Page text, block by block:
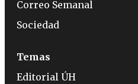
Correo Semanal
Sociedad
Temas
Editorial ÚH